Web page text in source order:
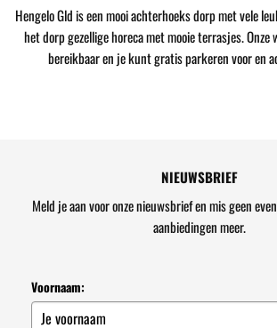
Hengelo Gld is een mooi achterhoeks dorp met vele
het dorp gezellige horeca met mooie terrasjes.
bereikbaar en je kunt gratis parkeren voor en
NIEUWSBRIEF
Meld je aan voor onze nieuwsbrief en mis geen
aanbiedingen meer.
Voornaam: